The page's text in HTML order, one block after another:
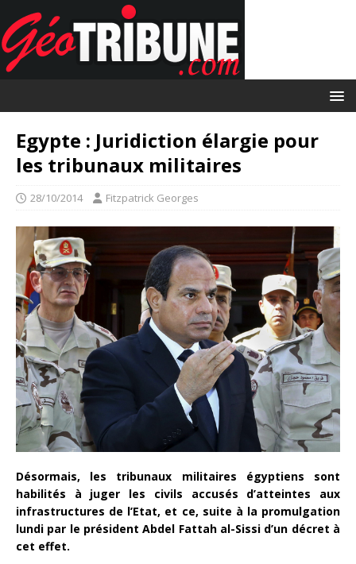
Egypte : Juridiction élargie pour
les tribunaux militaires
28/10/2014 Fitzpatrick Georges
Désormais, les tribunaux militaires égyptiens sont
habilités à juger les civils accusés d’atteintes aux
infrastructures de l’Etat, et ce, suite à la promulgation
lundi par le président Abdel Fattah al-Sissi d’un décret à
cet effet.